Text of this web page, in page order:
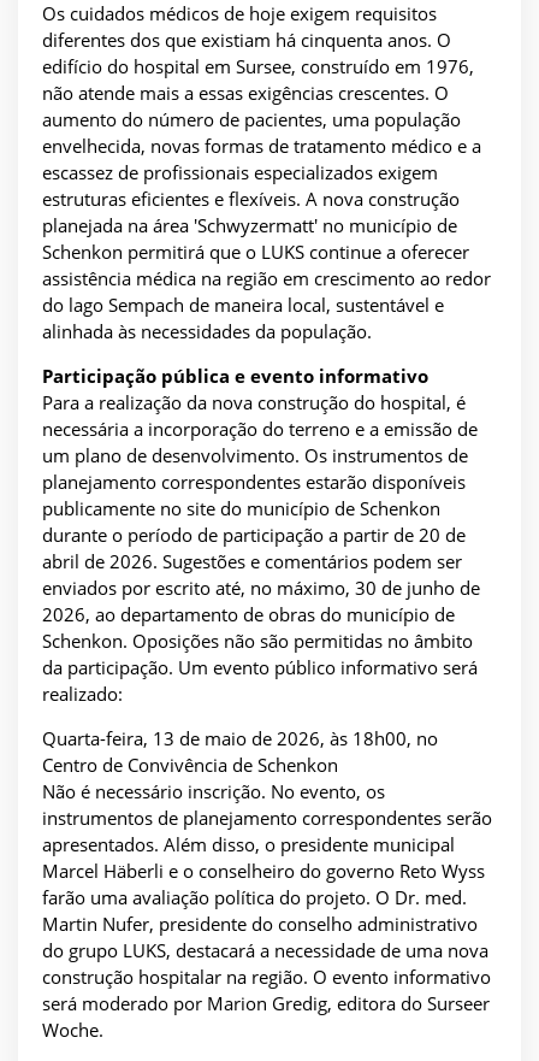
Os cuidados médicos de hoje exigem requisitos
diferentes dos que existiam há cinquenta anos. O
edifício do hospital em Sursee, construído em 1976,
não atende mais a essas exigências crescentes. O
aumento do número de pacientes, uma população
envelhecida, novas formas de tratamento médico e a
escassez de profissionais especializados exigem
estruturas eficientes e flexíveis. A nova construção
planejada na área 'Schwyzermatt' no município de
Schenkon permitirá que o LUKS continue a oferecer
assistência médica na região em crescimento ao redor
do lago Sempach de maneira local, sustentável e
alinhada às necessidades da população.
Participação pública e evento informativo
Para a realização da nova construção do hospital, é
necessária a incorporação do terreno e a emissão de
um plano de desenvolvimento. Os instrumentos de
planejamento correspondentes estarão disponíveis
publicamente no site do município de Schenkon
durante o período de participação a partir de 20 de
abril de 2026. Sugestões e comentários podem ser
enviados por escrito até, no máximo, 30 de junho de
2026, ao departamento de obras do município de
Schenkon. Oposições não são permitidas no âmbito
da participação. Um evento público informativo será
realizado:
Quarta-feira, 13 de maio de 2026, às 18h00, no
Centro de Convivência de Schenkon
Não é necessário inscrição. No evento, os
instrumentos de planejamento correspondentes serão
apresentados. Além disso, o presidente municipal
Marcel Häberli e o conselheiro do governo Reto Wyss
farão uma avaliação política do projeto. O Dr. med.
Martin Nufer, presidente do conselho administrativo
do grupo LUKS, destacará a necessidade de uma nova
construção hospitalar na região. O evento informativo
será moderado por Marion Gredig, editora do Surseer
Woche.